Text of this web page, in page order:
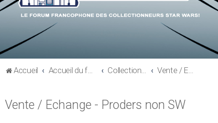
Accueil Accueil du forum Collections hors Star Wars Vente / Echange - Proders non SW
Vente / Echange - Proders non SW